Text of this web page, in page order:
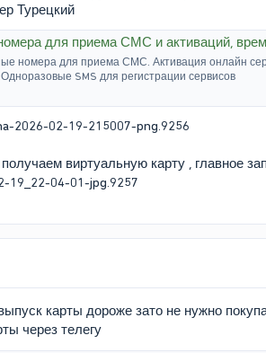
Турецкий
для приема СМС и активаций,
номера для приема СМС. Активация онлайн
SMS для регистрации сервисов
получаем виртуальную карту , главное
карты дороже зато не нужно
через телегу